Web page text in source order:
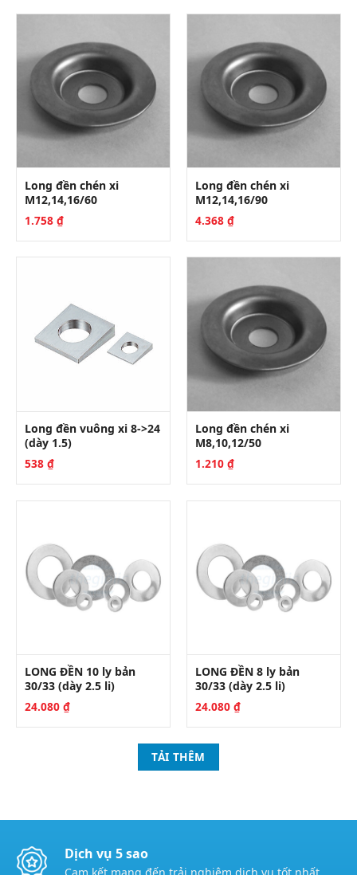
Long đền chén xi
M12,14,16/60
1.758 ₫
Long đền chén xi
M12,14,16/90
4.368 ₫
Long đền vuông xi 8->24
(dày 1.5)
538 ₫
Long đền chén xi
M8,10,12/50
1.210 ₫
LONG ĐỀN 10 ly bản
30/33 (dày 2.5 li)
24.080 ₫
LONG ĐỀN 8 ly bản
30/33 (dày 2.5 li)
24.080 ₫
TẢI THÊM
Dịch vụ 5 sao
Cam kết mang đến trải nghiệm dịch vụ tốt nhất